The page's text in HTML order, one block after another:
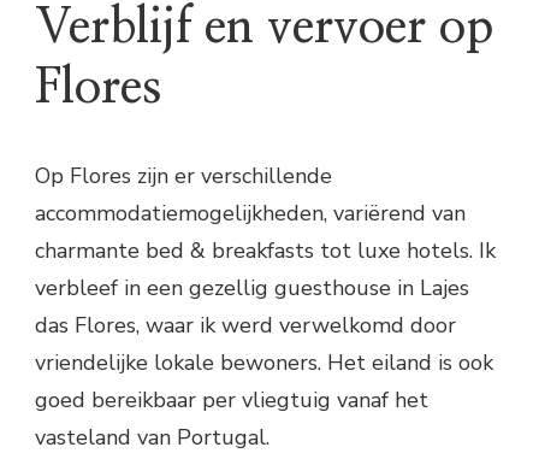
Verblijf en vervoer op
Flores
Op Flores zijn er verschillende
accommodatiemogelijkheden, variërend van
charmante bed & breakfasts tot luxe hotels. Ik
verbleef in een gezellig guesthouse in Lajes
das Flores, waar ik werd verwelkomd door
vriendelijke lokale bewoners. Het eiland is ook
goed bereikbaar per vliegtuig vanaf het
vasteland van Portugal.